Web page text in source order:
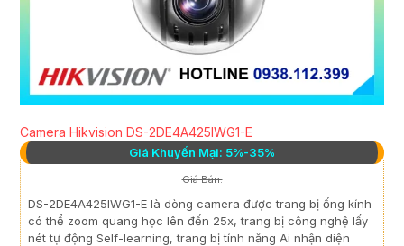
Camera Hikvision DS-2DE4A425IWG1-E
Giá Khuyến Mại: 5%-35%
Giá Bán:
DS-2DE4A425IWG1-E là dòng camera được trang bị ống kính
có thể zoom quang học lên đến 25x, trang bị công nghệ lấy
nét tự động Self-learning, trang bị tính năng Ai nhận diện